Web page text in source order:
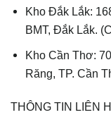
Kho Đắk Lắk:
BMT, Đắk Lắk.
Kho Cần Thơ:
Răng, TP. Cần
THÔNG TIN LIÊN